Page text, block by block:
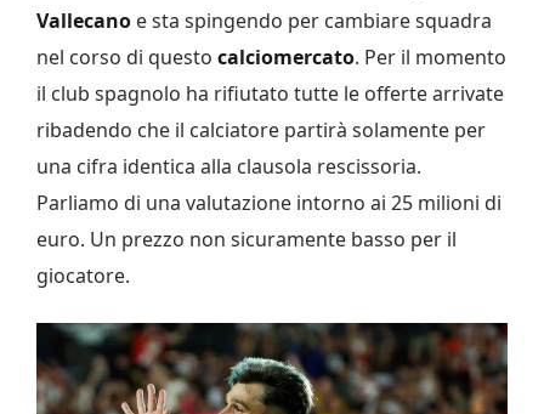
Vallecano e sta spingendo per cambiare squadra
nel corso di questo calciomercato. Per il momento
il club spagnolo ha rifiutato tutte le offerte arrivate
ribadendo che il calciatore partirà solamente per
una cifra identica alla clausola rescissoria.
Parliamo di una valutazione intorno ai 25 milioni di
euro. Un prezzo non sicuramente basso per il
giocatore.